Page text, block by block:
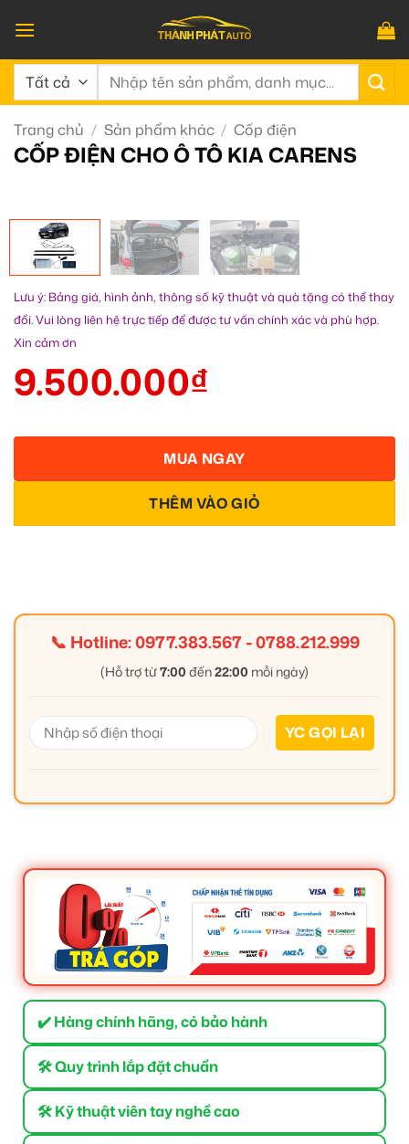
qua
nội
dung
Tìm
Trang chủ / Sản phẩm khác / Cốp điện
CỐP ĐIỆN CHO Ô TÔ KIA CARENS
Lưu ý: Bảng giá, hình ảnh, thông số kỹ thuật và quà tặng có thể thay
đổi. Vui lòng liên hệ trực tiếp để được tư vấn chính xác và phù hợp.
Xin cảm ơn
9.500.000₫
THÊM VÀO GIỎ
MUA NGAY
📞 Hotline:0977.383.567-0788.212.999
(Hỗ trợ từ7:00 đến22:00 mỗi ngày)
✔️ Hàng chính hãng, có bảo hành
🛠 Quy trình lắp đặt chuẩn
🛠 Kỹ thuật viên tay nghề cao